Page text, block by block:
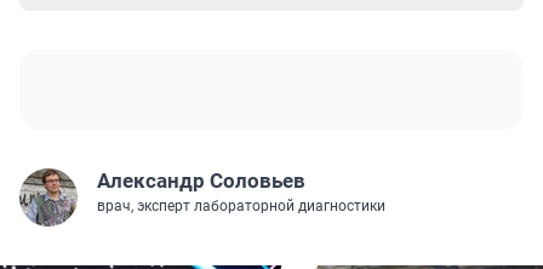
Александр Соловьев
врач, эксперт лабораторной диагностики